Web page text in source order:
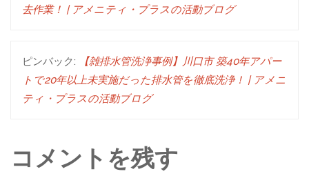
去作業！ | アメニティ・プラスの活動ブログ
ピンバック:
【雑排水管洗浄事例】川口市 築40年アパー
トで20年以上未実施だった排水管を徹底洗浄！ | アメニ
ティ・プラスの活動ブログ
コメントを残す